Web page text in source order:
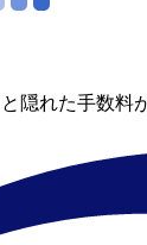
れた手数料